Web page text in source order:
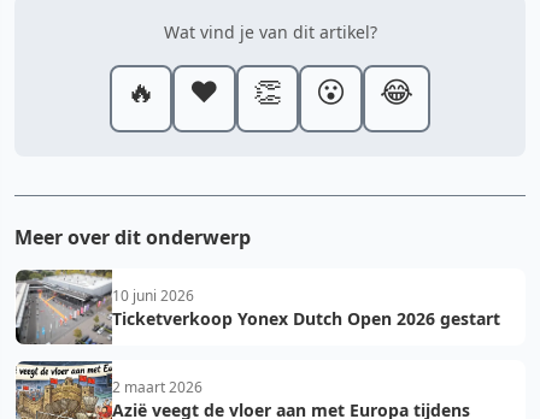
Wat vind je van dit artikel?
🔥 ❤️ 👏 😮 😂
Meer over dit onderwerp
10 juni 2026
Ticketverkoop Yonex Dutch Open 2026 gestart
2 maart 2026
Azië veegt de vloer aan met Europa tijdens